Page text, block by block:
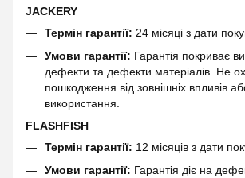
JACKERY
Термін гарантії: 24 місяці з дати
Умови гарантії: Гарантія покриває
дефекти та дефекти матеріалів. Не
пошкодження від зовнішніх впливів
використання.
FLASHFISH
Термін гарантії: 12 місяців з дати
Умови гарантії: Гарантія діє на